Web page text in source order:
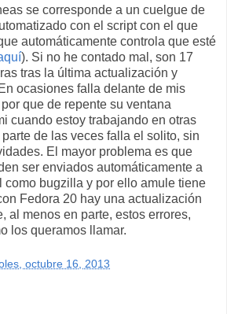
se corresponde a un cuelgue de
con el script con el que
automáticamente controla que esté
). Si no he contado mal, son 17
tras la última actualización y
ocasiones falla delante de mis
que de repente su ventana
cuando estoy trabajando en otras
de las veces falla el solito, sin
El mayor problema es que
ser enviados automáticamente a
como bugzilla y por ello amule tiene
Fedora 20 hay una actualización
al menos en parte, estos errores,
los queramos llamar.
octubre 16, 2013